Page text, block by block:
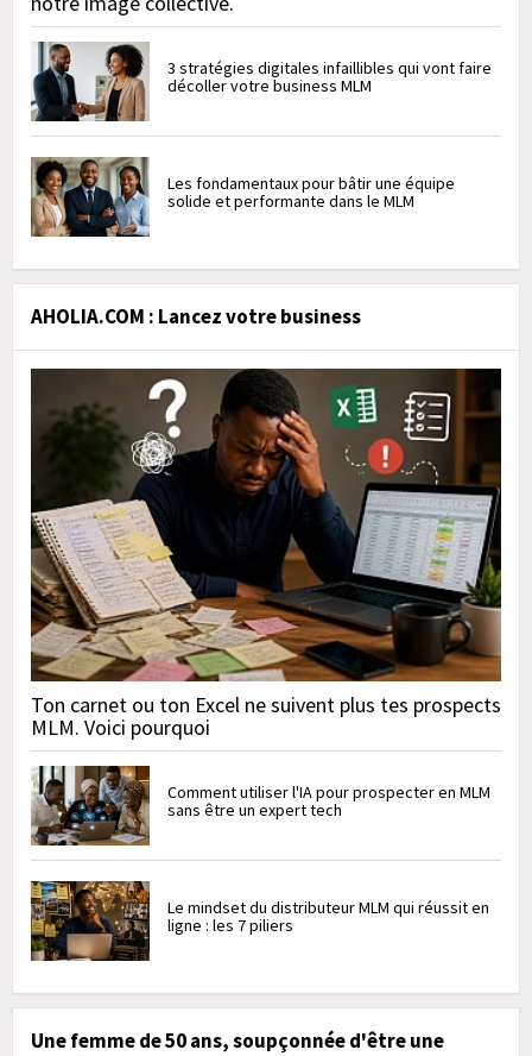
3 stratégies digitales infaillibles qui vont faire
décoller votre business MLM
Les fondamentaux pour bâtir une équipe
solide et performante dans le MLM
AHOLIA.COM : Lancez votre business
Ton carnet ou ton Excel ne suivent plus tes prospects
MLM. Voici pourquoi
Comment utiliser l'IA pour prospecter en MLM
sans être un expert tech
Le mindset du distributeur MLM qui réussit en
ligne : les 7 piliers
Une femme de 50 ans, soupçonnée d'être une